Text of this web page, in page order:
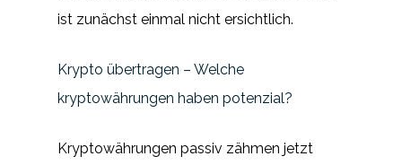
ist zunächst einmal nicht ersichtlich.
Krypto übertragen – Welche
kryptowährungen haben potenzial?
Kryptowährungen passiv zähmen jetzt